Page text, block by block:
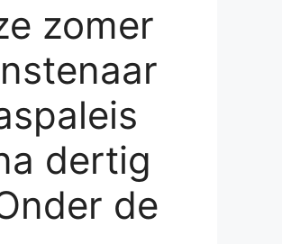
zomer
dertig
de